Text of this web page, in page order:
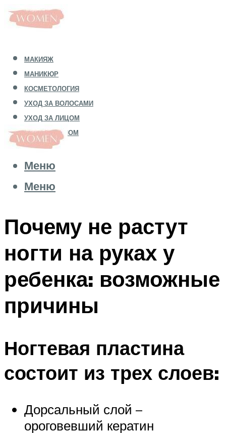
МАКИЯЖ
МАНИКЮР
КОСМЕТОЛОГИЯ
УХОД ЗА ВОЛОСАМИ
УХОД ЗА ЛИЦОМ
УХОД ЗА ТЕЛОМ
Меню
Меню
Почему не растут
ногти на руках у
ребенка: возможные
причины
Ногтевая пластина
состоит из трех слоев:
Дорсальный слой –
ороговевший кератин